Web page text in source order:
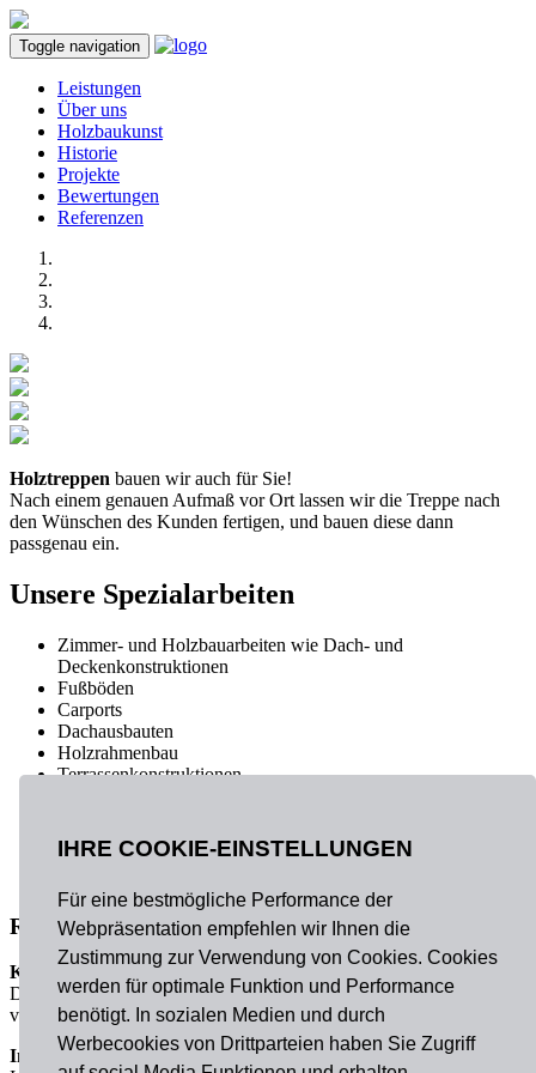
IHRE COOKIE-EINSTELLUNGEN
Für eine bestmögliche Performance der
Webpräsentation empfehlen wir Ihnen die
Zustimmung zur Verwendung von Cookies. Cookies
werden für optimale Funktion und Performance
benötigt. In sozialen Medien und durch
Werbecookies von Drittparteien haben Sie Zugriff
Toggle navigation
Leistungen
Über uns
Holzbaukunst
Historie
Projekte
Bewertungen
Referenzen
Holztreppen bauen wir auch für Sie!
Nach einem genauen Aufmaß vor Ort lassen wir die Treppe nach
den Wünschen des Kunden fertigen, und bauen diese dann
passgenau ein.
Unsere Spezialarbeiten
Zimmer- und Holzbauarbeiten wie Dach- und
Deckenkonstruktionen
Fußböden
Carports
Dachausbauten
Holzrahmenbau
Terrassenkonstruktionen
Treppen und Treppensanierungen
Dachsanierung
Referenzen(Auszug)
Kunstwerk
Das Kunstwerk „Raststätte für Gedanken“
von Claus Bury in Nürnberg.
Innentreppen Deutscher Bundestag Bonn